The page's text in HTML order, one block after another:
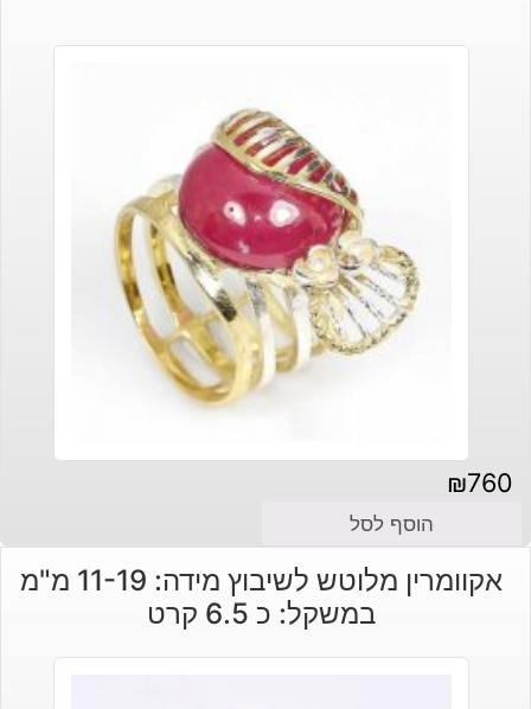
₪760
הוסף לסל
אקוומרין מלוטש לשיבוץ מידה: 11-19 מ"מ
במשקל: כ 6.5 קרט